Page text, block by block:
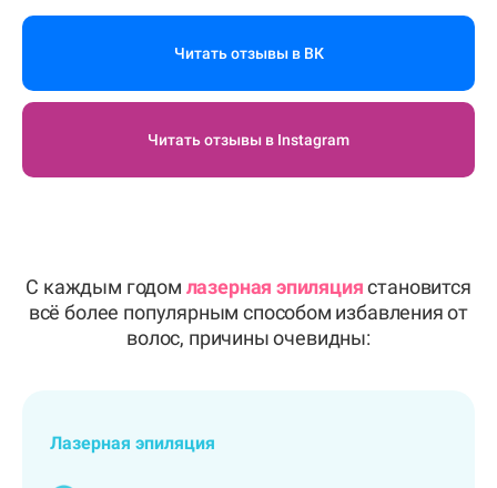
Читать отзывы в ВК
Читать отзывы в Instagram
С каждым годом лазерная эпиляциястановится
всё более популярным способом избавления от
волос, причины очевидны:
Лазерная эпиляция